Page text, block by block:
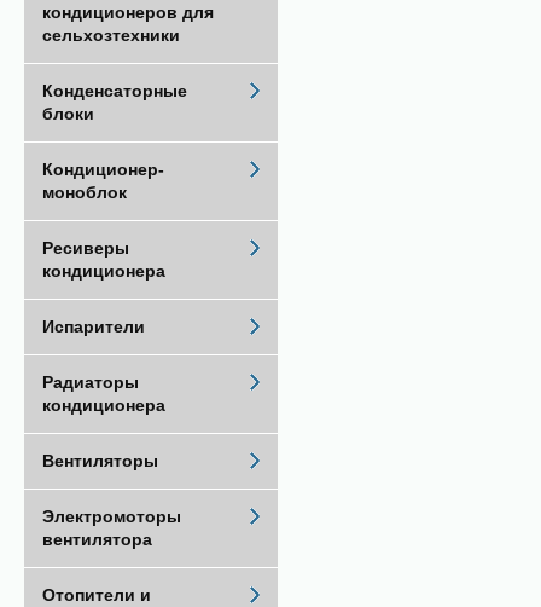
кондиционеров для
сельхозтехники
Конденсаторные
блоки
Кондиционер-
моноблок
Ресиверы
кондиционера
Испарители
Радиаторы
кондиционера
Вентиляторы
Электромоторы
вентилятора
Отопители и